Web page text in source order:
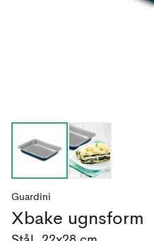
Guardini
Xbake ugnsform